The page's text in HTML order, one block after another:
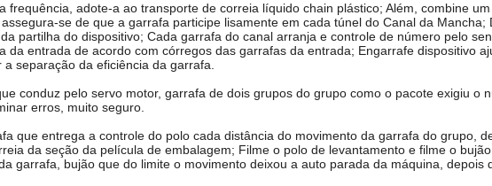
adote-a ao transporte de correia líquido chain plástico; Além, combine
se de que a garrafa participe lisamente em cada túnel do Canal da
partilha do dispositivo; Cada garrafa do canal arranja e controle de número pelo
entrada de acordo com córregos das garrafas da entrada; Engarrafe dispositivo
separação da eficiência da garrafa.
conduz pelo servo motor, garrafa de dois grupos do grupo como o pacote exigiu o
erros, muito seguro.
que entrega a controle do polo cada distância do movimento da garrafa do grupo,
da seção da película de embalagem; Filme o polo de levantamento e filme o
garrafa, bujão que do limite o movimento deixou a auto parada da máquina, depois